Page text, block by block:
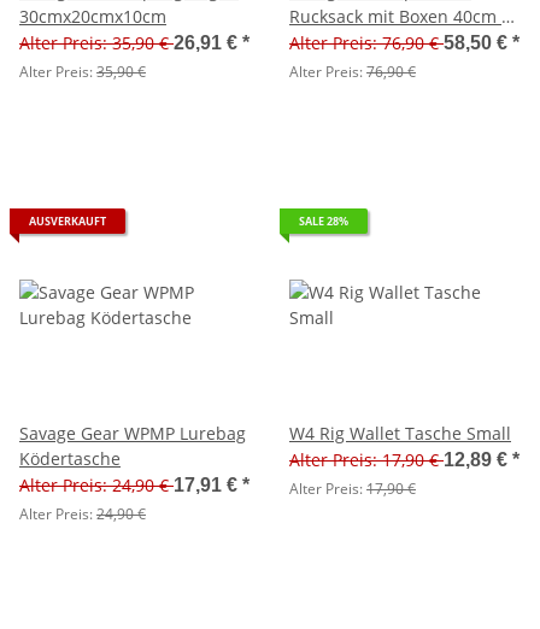
30cmx20cmx10cm
Alter Preis: 35,90 €26,91 € *
Alter Preis:35,90 €
Rucksack mit Boxen 40cm x
38 cm x 23 cm
Alter Preis: 76,90 €58,50 € *
Alter Preis:76,90 €
AUSVERKAUFT
Savage Gear WPMP Lurebag
Ködertasche
Alter Preis: 24,90 €17,91 € *
Alter Preis:24,90 €
SALE 28%
W4 Rig Wallet Tasche Small
Alter Preis: 17,90 €12,89 € *
Alter Preis:17,90 €